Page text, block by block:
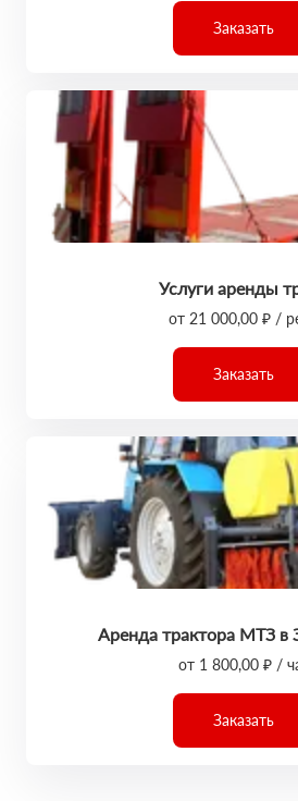
Заказать
Услуги аренды
от 21 000,00 ₽ /
Заказать
Аренда трактора МТЗ в
от 1 800,00 ₽ /
Заказать